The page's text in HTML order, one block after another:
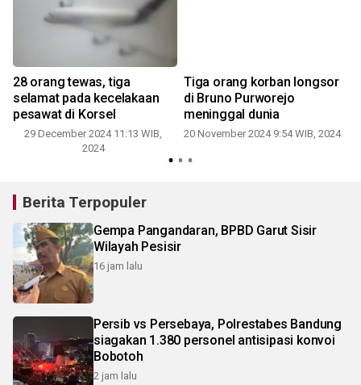
28 orang tewas, tiga
selamat pada kecelakaan
pesawat di Korsel
29 December 2024 11:13 WIB,
2024
Tiga orang korban longsor
di Bruno Purworejo
meninggal dunia
20 November 2024 9:54 WIB, 2024
Berita Terpopuler
Gempa Pangandaran, BPBD Garut Sisir
Wilayah Pesisir
16 jam lalu
Persib vs Persebaya, Polrestabes Bandung
siagakan 1.380 personel antisipasi konvoi
Bobotoh
2 jam lalu